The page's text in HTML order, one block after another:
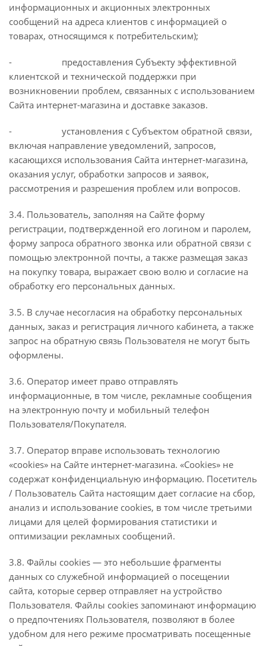
информационных и акционных электронных
сообщений на адреса клиентов с информацией о
товарах, относящимся к потребительским);
- предоставления Субъекту эффективной
клиентской и технической поддержки при
возникновении проблем, связанных с использованием
Сайта интернет-магазина и доставке заказов.
- установления с Субъектом обратной связи,
включая направление уведомлений, запросов,
касающихся использования Сайта интернет-магазина,
оказания услуг, обработки запросов и заявок,
рассмотрения и разрешения проблем или вопросов.
3.4. Пользователь, заполняя на Сайте форму
регистрации, подтвержденной его логином и паролем,
форму запроса обратного звонка или обратной связи с
помощью электронной почты, а также размещая заказ
на покупку товара, выражает свою волю и согласие на
обработку его персональных данных.
3.5. В случае несогласия на обработку персональных
данных, заказ и регистрация личного кабинета, а также
запрос на обратную связь Пользователя не могут быть
оформлены.
3.6. Оператор имеет право отправлять
информационные, в том числе, рекламные сообщения
на электронную почту и мобильный телефон
Пользователя/Покупателя.
3.7. Оператор вправе использовать технологию
«cookies» на Сайте интернет-магазина. «Cookies» не
содержат конфиденциальную информацию. Посетитель
/ Пользователь Сайта настоящим дает согласие на сбор,
анализ и использование cookies, в том числе третьими
лицами для целей формирования статистики и
оптимизации рекламных сообщений.
3.8. Файлы cookies — это небольшие фрагменты
данных со служебной информацией о посещении
сайта, которые сервер отправляет на устройство
Пользователя. Файлы cookies запоминают информацию
о предпочтениях Пользователя, позволяют в более
удобном для него режиме просматривать посещенные